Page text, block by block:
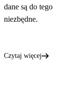
dane są do tego
niezbędne.
Czytaj więcej